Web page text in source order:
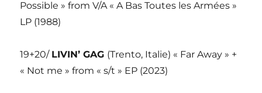
Possible » from V/A « A Bas Toutes les Armées »
LP (1988)
19+20/ LIVIN’ GAG (Trento, Italie) « Far Away » +
« Not me » from « s/t » EP (2023)